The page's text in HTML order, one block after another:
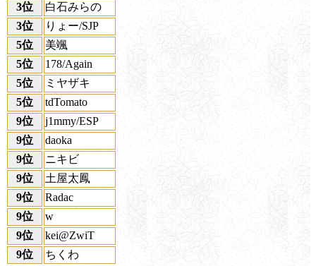
3位
白石みらの
3位
りょー/SJP
5位
美颯
5位
178/Again
5位
ミヤザキ
5位
tdTomato
9位
j1mmy/ESP
9位
daoka
9位
ニキビ
9位
土屋太鳳
9位
Radac
9位
w
9位
kei@ZwiT
9位
ちくわ